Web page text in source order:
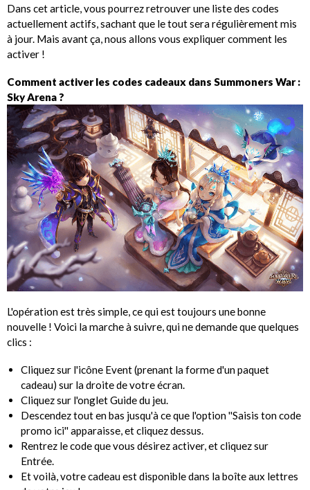
Dans cet article, vous pourrez retrouver une liste des codes
actuellement actifs, sachant que le tout sera régulièrement mis
à jour. Mais avant ça, nous allons vous expliquer comment les
activer !
Comment activer les codes cadeaux dans Summoners War :
Sky Arena ?
L'opération est très simple, ce qui est toujours une bonne
nouvelle ! Voici la marche à suivre, qui ne demande que quelques
clics :
Cliquez sur l'icône Event (prenant la forme d'un paquet
cadeau) sur la droite de votre écran.
Cliquez sur l'onglet Guide du jeu.
Descendez tout en bas jusqu'à ce que l'option ''Saisis ton code
promo ici'' apparaisse, et cliquez dessus.
Rentrez le code que vous désirez activer, et cliquez sur
Entrée.
Et voilà, votre cadeau est disponible dans la boîte aux lettres